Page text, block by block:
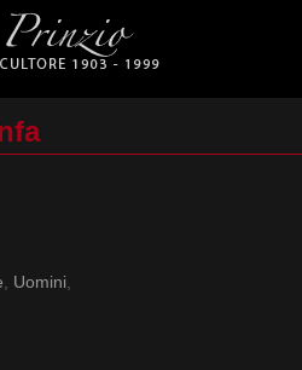
Uomini